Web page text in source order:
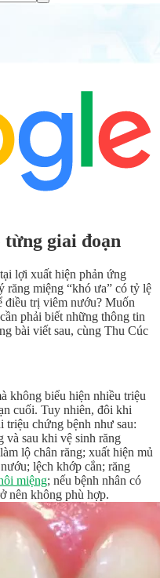
giai đoạn
lợi xuất hiện phản ứng
miệng “khó ưa” có tỷ lệ
điều trị viêm nướu? Muốn
phải biết những thông tin
bài viết sau, cùng Thu Cúc
không biểu hiện nhiều triệu
cuối. Tuy nhiên, đôi khi
triệu chứng bệnh như sau:
và sau khi vệ sinh răng
lộ chân răng; xuất hiện mủ
lệch khớp cắn; răng
miệng; nếu bệnh nhân có
nên không phù hợp.